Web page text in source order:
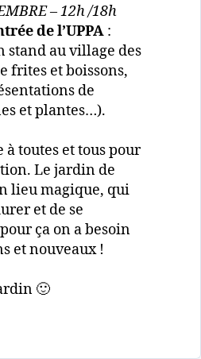
– 12h /18h
de l’UPPA :
stand au village des
frites et boissons,
de
et plantes…).
à toutes et tous pour
Le jardin de
lieu magique, qui
et de se
ça on a besoin
et nouveaux !
🙂